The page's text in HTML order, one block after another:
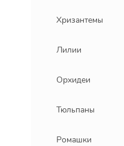
Хризантемы
Лилии
Орхидеи
Тюльпаны
Ромашки